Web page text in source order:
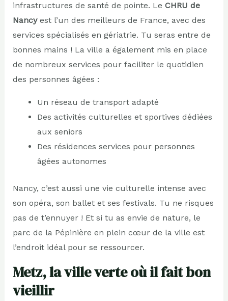
infrastructures de santé de pointe. Le CHRU de
Nancyest l’un des meilleurs de France, avec des
services spécialisés en gériatrie. Tu seras entre de
bonnes mains ! La ville a également mis en place
de nombreux services pour faciliter le quotidien
des personnes âgées :
Un réseau de transport adapté
Des activités culturelles et sportives dédiées
aux seniors
Des résidences services pour personnes
âgées autonomes
Nancy, c’est aussi une vie culturelle intense avec
son opéra, son ballet et ses festivals. Tu ne risques
pas de t’ennuyer ! Et si tu as envie de nature, le
parc de la Pépinière en plein cœur de la ville est
l’endroit idéal pour se ressourcer.
Metz, la ville verte où il fait bon
vieillir